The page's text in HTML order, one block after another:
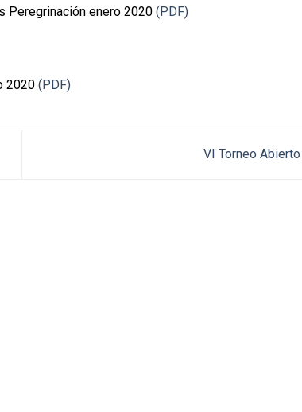
Peregrinación enero 2020 (PDF)
2020 (PDF)
VI Torneo Abierto